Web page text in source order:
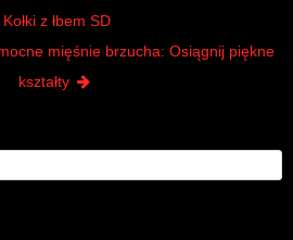
Kołki z łbem SD
mięśnie brzucha: Osiągnij piękne
kształty